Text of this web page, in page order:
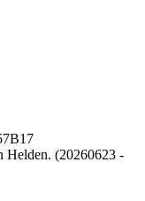
Helden. (20260623 -